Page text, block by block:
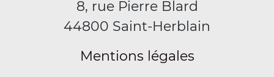
8, rue Pierre Blard
44800 Saint-Herblain
Mentions légales